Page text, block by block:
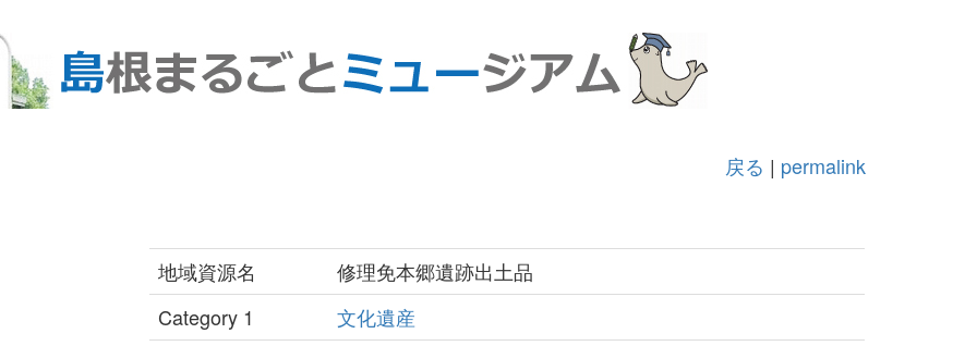
戻る | permalink
地域資源名
修理免本郷遺跡出土品
Category 1
文化遺産